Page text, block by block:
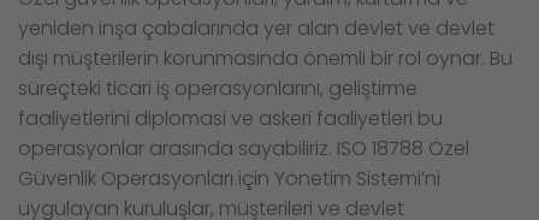
yeniden inşa çabalarında yer alan devlet ve devlet
dışı müşterilerin korunmasında önemli bir rol oynar. Bu
süreçteki ticari iş operasyonlarını, geliştirme
faaliyetlerini diplomasi ve askeri faaliyetleri bu
operasyonlar arasında sayabiliriz. ISO 18788 Özel
Güvenlik Operasyonları için Yönetim Sistemi’ni
uygulayan kuruluşlar, müşterileri ve devlet